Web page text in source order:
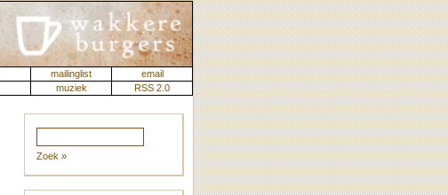
mailinglist
email
muziek RSS 2.0
Zoek »